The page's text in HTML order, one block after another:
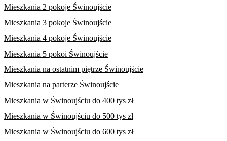
Mieszkania 2 pokoje Świnoujście
Mieszkania 3 pokoje Świnoujście
Mieszkania 4 pokoje Świnoujście
Mieszkania 5 pokoi Świnoujście
Mieszkania na ostatnim piętrze Świnoujście
Mieszkania na parterze Świnoujście
Mieszkania w Świnoujściu do 400 tys zł
Mieszkania w Świnoujściu do 500 tys zł
Mieszkania w Świnoujściu do 600 tys zł